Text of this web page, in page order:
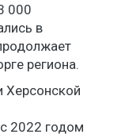
000
в
региона.
Херсонской
2022 годом